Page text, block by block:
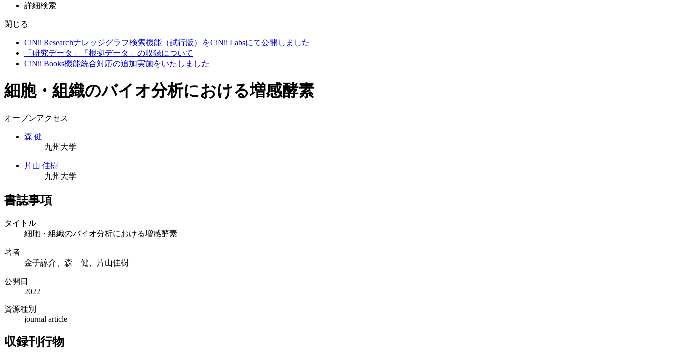
詳細検索
閉じる
CiNii Researchナレッジグラフ検索機能（試行版）をCiNii Labsにて公開しました
「研究データ」「根拠データ」の収録について
CiNii Books機能統合対応の追加実施をいたしました
細胞・組織のバイオ分析における増感酵素
オープンアクセス
森 健
九州大学
片山 佳樹
九州大学
書誌事項
タイトル
細胞・組織のバイオ分析における増感酵素
著者
金子諒介、森 健、片山佳樹
公開日
2022
資源種別
journal article
収録刊行物